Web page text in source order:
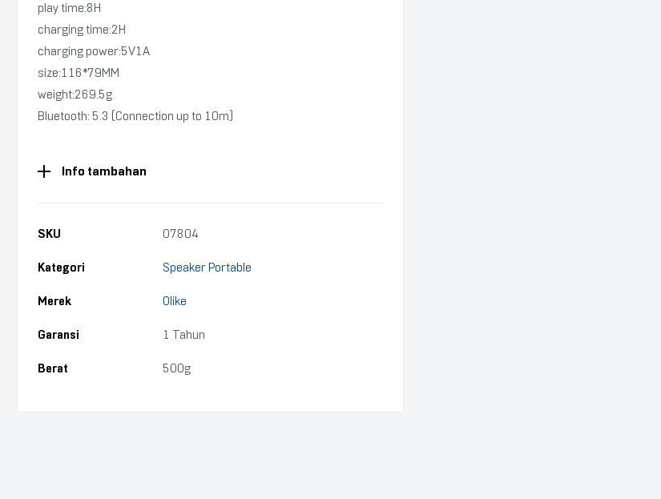
play time:8H
charging time:2H
charging power:5V1A
size:116*79MM
weight:269.5g
Bluetooth: 5.3 (Connection up to 10m)
Info tambahan
SKU 07804
Kategori Speaker Portable
Merek Olike
Garansi 1 Tahun
Berat 500g